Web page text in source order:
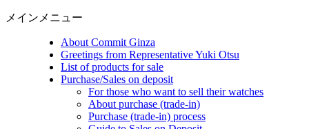
メインメニュー
About Commit Ginza
Greetings from Representative Yuki Otsu
List of products for sale
Purchase/Sales on deposit
For those who want to sell their watches
About purchase (trade-in)
Purchase (trade-in) process